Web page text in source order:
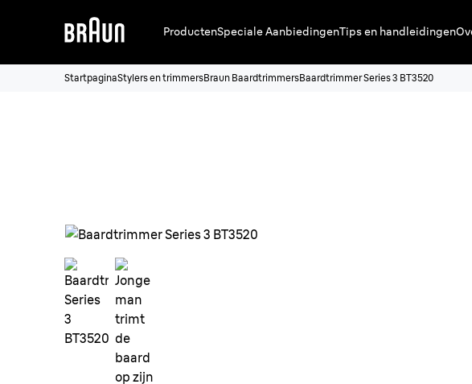
ProductenSpeciale AanbiedingenTips en handleidingen
StartpaginaStylers en trimmersBraun BaardtrimmersBaardtrimmer Series 3 BT3520